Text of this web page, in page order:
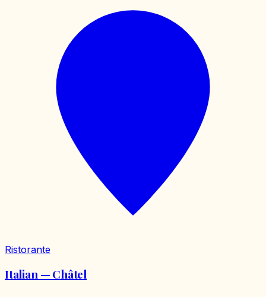
Ristorante
Italian — Châtel